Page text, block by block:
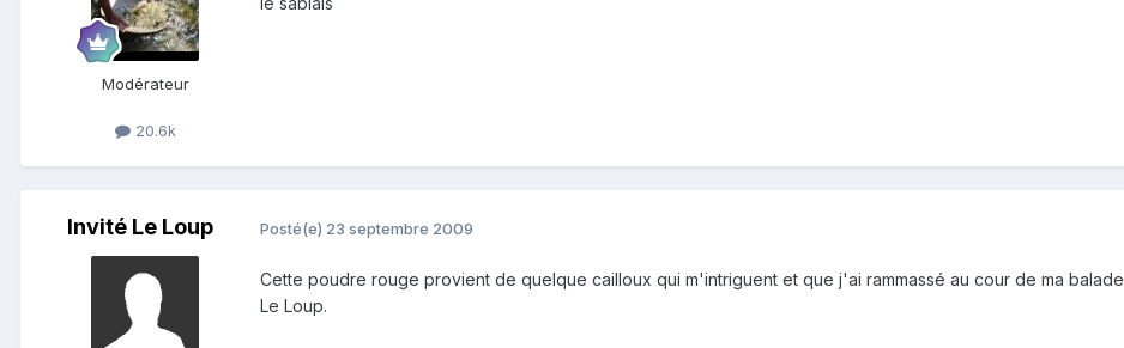
Modérateur
20.6k
Invité Le Loup Posté(e) 23 septembre 2009
Cette poudre rouge provient de quelque cailloux qui m'intriguent et que j'ai rammassé au cour de ma
Le Loup.